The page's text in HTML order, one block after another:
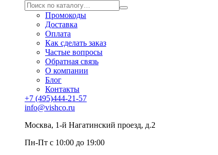
Промокоды
Доставка
Оплата
Как сделать заказ
Частые вопросы
Обратная связь
О компании
Блог
Контакты
+7 (495)444-21-57
info@vishco.ru
Москва, 1-й Нагатинский проезд, д.2
Пн-Пт с 10:00 до 19:00